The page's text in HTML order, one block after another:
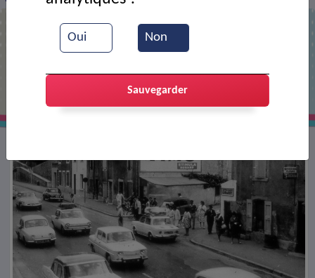
Bouchons sur la N.7 durant les
départs en vacance estivales
Oui Non
Sauvegarder